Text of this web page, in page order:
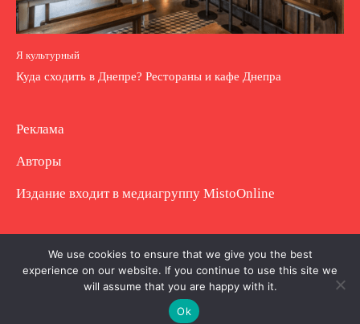
Я культурный
Куда сходить в Днепре? Рестораны и кафе Днепра
Реклама
Авторы
Издание входит в медиагруппу MistoOnline
Copyright © Полное использование материала
запрещено. Частично разрешено с гиперссылкой.
We use cookies to ensure that we give you the best
experience on our website. If you continue to use this site we
will assume that you are happy with it.
Ok